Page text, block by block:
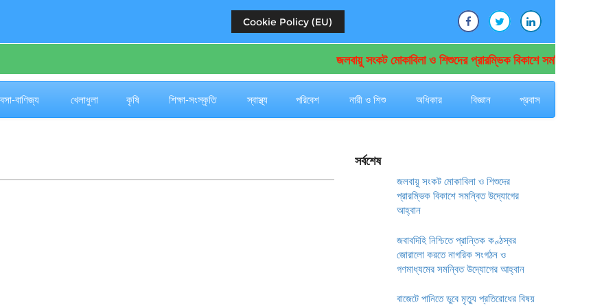
Cookie Policy (EU)
জলবায়ু সংকট মোকাবিলা ও শিশুদের প্রারম্ভিক বিকাশে সমন্বিত উদ্যোগের
বাণিজ্য খেলাধুলা কৃষি শিক্ষা-সংস্কৃতি স্বাস্থ্য পরিবেশ নারী ও শিশু অধিকার বিজ্ঞান প্রবাস
সর্বশেষ
জলবায়ু সংকট মোকাবিলা ও শিশুদের
প্রারম্ভিক বিকাশে সমন্বিত উদ্যোগের
আহ্বান
জবাবদিহি নিশ্চিতে প্রান্তিক কণ্ঠস্বর
জোরালো করতে নাগরিক সংগঠন ও
গণমাধ্যমের সমন্বিত উদ্যোগের আহ্বান
বাজেটে পানিতে ডুবে মৃত্যু প্রতিরোধের বিষয়